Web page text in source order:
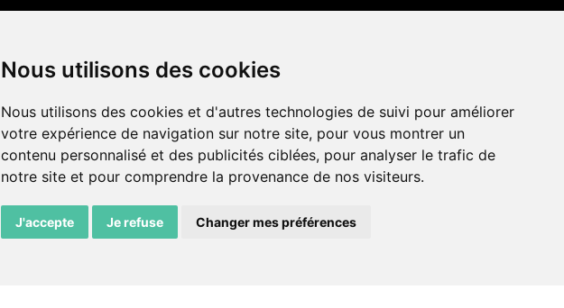
Nous utilisons des cookies
Nous utilisons des cookies et d'autres technologies de suivi pour améliorer
votre expérience de navigation sur notre site, pour vous montrer un
contenu personnalisé et des publicités ciblées, pour analyser le trafic de
notre site et pour comprendre la provenance de nos visiteurs.
J'accepte Je refuse Changer mes préférences